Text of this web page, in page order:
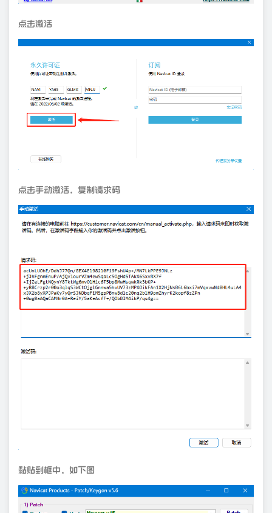
点击激活
点击手动激活，复制请求码
黏贴到框中，如下图